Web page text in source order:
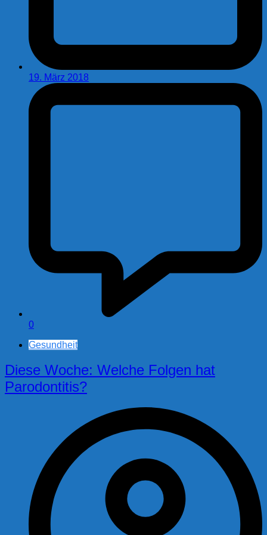
19. März 2018
0
Gesundheit
Diese Woche: Welche Folgen hat
Parodontitis?